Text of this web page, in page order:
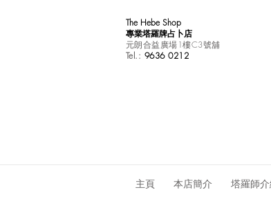
The Hebe Shop
專業塔羅牌占卜店
元朗合益廣場1樓C3號舖
Tel.: 9636 0212
主頁 本店簡介 塔羅師